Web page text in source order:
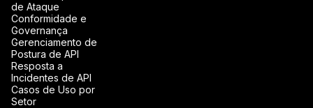
de Ataque
Conformidade e
Governança
Gerenciamento de
Postura de API
Resposta a
Incidentes de API
Casos de Uso por
Setor